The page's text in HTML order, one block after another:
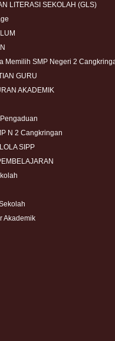
LITERASI SEKOLAH (GLS)
Memilih SMP Negeri 2
GURU
AKADEMIK
N 2 Cangkringan
SIPP
Akademik